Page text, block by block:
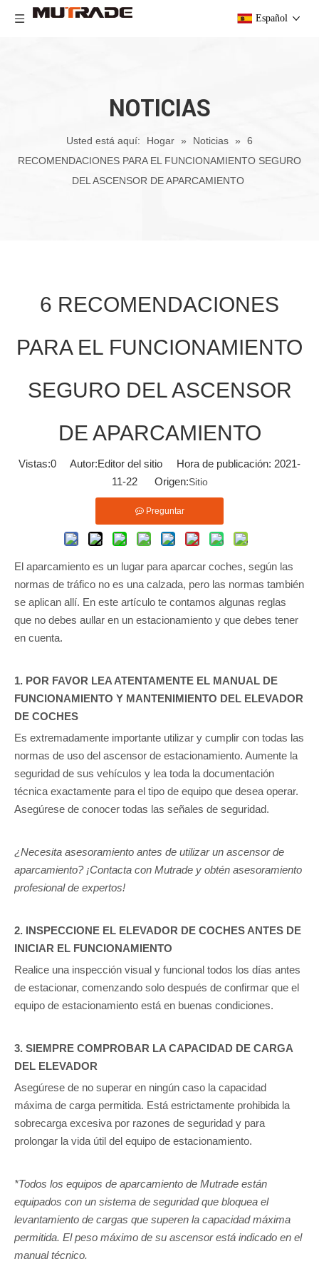
Español
NOTICIAS
Usted está aquí: Hogar » Noticias » 6
RECOMENDACIONES PARA EL FUNCIONAMIENTO SEGURO
DEL ASCENSOR DE APARCAMIENTO
6 RECOMENDACIONES
PARA EL FUNCIONAMIENTO
SEGURO DEL ASCENSOR
DE APARCAMIENTO
Vistas:0 Autor:Editor del sitio Hora de publicación: 2021-
11-22 Origen:Sitio
Preguntar
El aparcamiento es un lugar para aparcar coches, según las
normas de tráfico no es una calzada, pero las normas también
se aplican allí. En este artículo te contamos algunas reglas
que no debes aullar en un estacionamiento y que debes tener
en cuenta.
1. POR FAVOR LEA ATENTAMENTE EL MANUAL DE
FUNCIONAMIENTO Y MANTENIMIENTO DEL ELEVADOR
DE COCHES
Es extremadamente importante utilizar y cumplir con todas las
normas de uso del ascensor de estacionamiento. Aumente la
seguridad de sus vehículos y lea toda la documentación
técnica exactamente para el tipo de equipo que desea operar.
Asegúrese de conocer todas las señales de seguridad.
¿Necesita asesoramiento antes de utilizar un ascensor de
aparcamiento? ¡Contacta con Mutrade y obtén asesoramiento
profesional de expertos!
2. INSPECCIONE EL ELEVADOR DE COCHES ANTES DE
INICIAR EL FUNCIONAMIENTO
Realice una inspección visual y funcional todos los días antes
de estacionar, comenzando solo después de confirmar que el
equipo de estacionamiento está en buenas condiciones.
3. SIEMPRE COMPROBAR LA CAPACIDAD DE CARGA
DEL ELEVADOR
Asegúrese de no superar en ningún caso la capacidad
máxima de carga permitida. Está estrictamente prohibida la
sobrecarga excesiva por razones de seguridad y para
prolongar la vida útil del equipo de estacionamiento.
*Todos los equipos de aparcamiento de Mutrade están
equipados con un sistema de seguridad que bloquea el
levantamiento de cargas que superen la capacidad máxima
permitida. El peso máximo de su ascensor está indicado en el
manual técnico.